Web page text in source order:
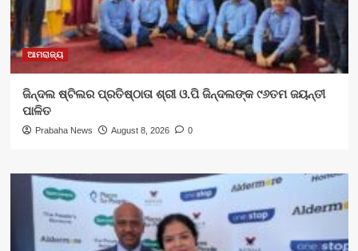
ଆମରାଜ୍ୟ
ଜିନ୍ଦଲ ଷ୍ଟିଲର ପ୍ରତିଷ୍ଠାତା ଶ୍ରୀ ଓ.ପି ଜିନ୍ଦଲଙ୍କ ୯୬ତମ ଜୟନ୍ତୀ
ପାଳିତ
Prabaha News August 8, 2026 0